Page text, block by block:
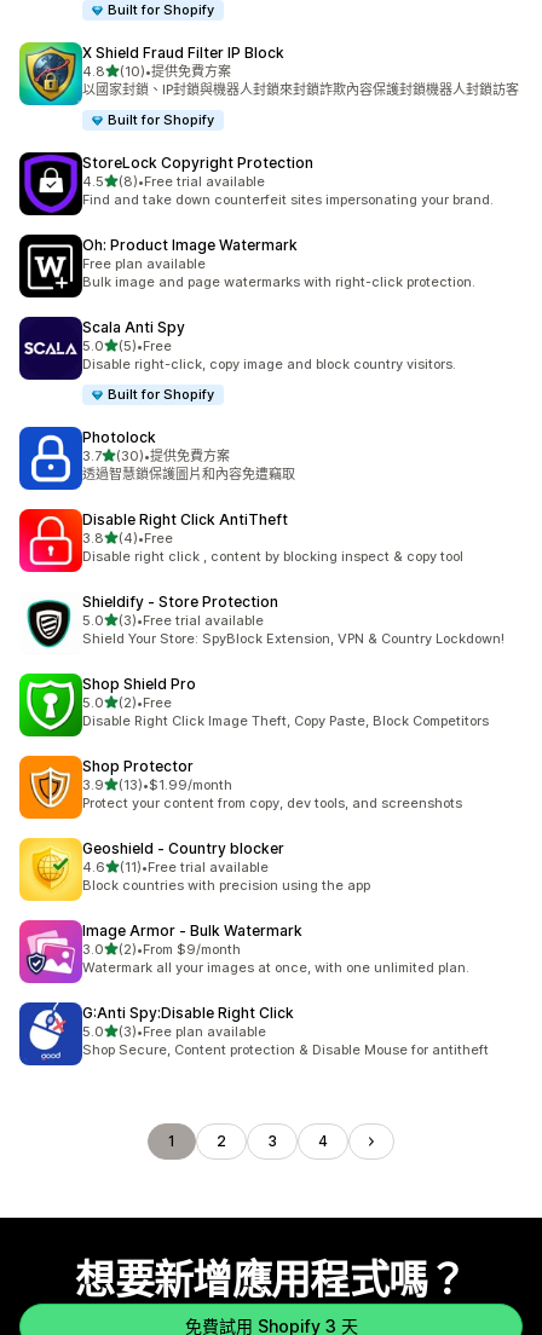
Built for Shopify
X Shield Fraud Filter IP Block
4.8滿分 5 顆星
(10)
共有 10 則評價
•提供免費方案
以國家封鎖、IP封鎖與機器人封鎖來封鎖詐欺內容保護封鎖機器人封鎖訪客
Built for Shopify
StoreLock Copyright Protection
4.5滿分 5 顆星
(8)
共有 8 則評價
•Free trial available
Find and take down counterfeit sites impersonating your brand.
Oh: Product Image Watermark
Free plan available
Bulk image and page watermarks with right-click protection.
Scala Anti Spy
5.0滿分 5 顆星
(5)
共有 5 則評價
•Free
Disable right-click, copy image and block country visitors.
Built for Shopify
Photolock
3.7滿分 5 顆星
(30)
共有 30 則評價
•提供免費方案
透過智慧鎖保護圖片和內容免遭竊取
Disable Right Click AntiTheft
3.8滿分 5 顆星
(4)
共有 4 則評價
•Free
Disable right click , content by blocking inspect & copy tool
Shieldify ‑ Store Protection
5.0滿分 5 顆星
(3)
共有 3 則評價
•Free trial available
Shield Your Store: SpyBlock Extension, VPN & Country Lockdown!
Shop Shield Pro
5.0滿分 5 顆星
(2)
共有 2 則評價
•Free
Disable Right Click Image Theft, Copy Paste, Block Competitors
Shop Protector
3.9滿分 5 顆星
(13)
共有 13 則評價
•$1.99/month
Protect your content from copy, dev tools, and screenshots
Geoshield ‑ Country blocker
4.6滿分 5 顆星
(11)
共有 11 則評價
•Free trial available
Block countries with precision using the app
Image Armor ‑ Bulk Watermark
3.0滿分 5 顆星
(2)
共有 2 則評價
•From $9/month
Watermark all your images at once, with one unlimited plan.
G:Anti Spy:Disable Right Click
5.0滿分 5 顆星
(3)
共有 3 則評價
•Free plan available
Shop Secure, Content protection & Disable Mouse for antitheft
1 2 3 4
想要新增應用程式嗎？
免費試用 Shopify 3 天